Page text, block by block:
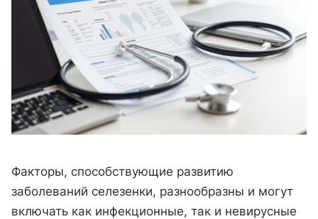
Факторы, способствующие развитию
заболеваний селезенки, разнообразны и могут
включать как инфекционные, так и невирусные